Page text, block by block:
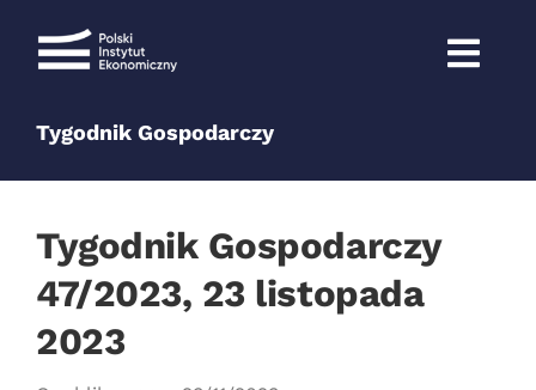
Tygodnik Gospodarczy
Tygodnik Gospodarczy
47/2023, 23 listopada
2023